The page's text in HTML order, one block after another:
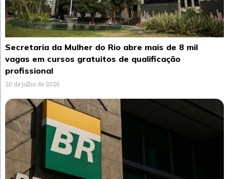
Secretaria da Mulher do Rio abre mais de 8 mil
vagas em cursos gratuitos de qualificação
profissional
20 de julho de 2026